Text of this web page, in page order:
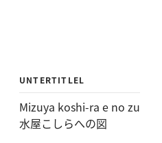
UNTERTITLEL
Mizuya koshi-ra e no zu
水屋こしらへの図